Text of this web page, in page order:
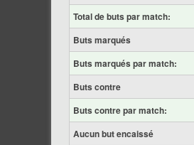
Total de buts par match:
Buts marqués
Buts marqués par match:
Buts contre
Buts contre par match:
Aucun but encaissé